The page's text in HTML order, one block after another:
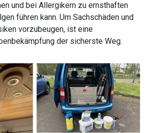
und bei Allergikern zu ernsthaften
führen kann. Um Sachschäden und
vorzubeugen, ist eine
der sicherste Weg.